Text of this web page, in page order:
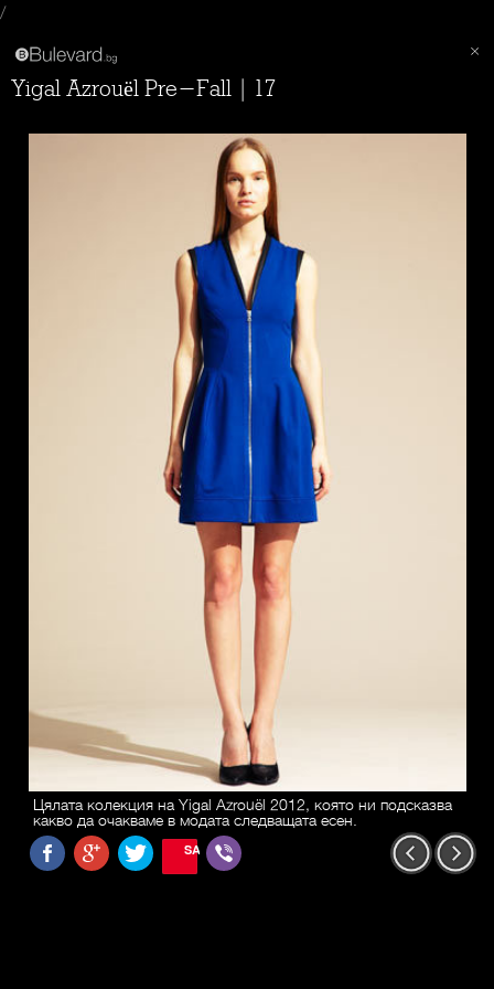
/
Yigal Azrouël Pre-Fall | 17
Цялата колекция на Yigal Azrouël 2012, която ни подсказва
какво да очакваме в модата следващата есен.
SAVE